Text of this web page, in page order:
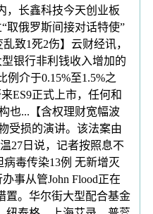
，长鑫科技今天创业板
取俄罗斯间接对话特使”
致1死2伤】云财经讯，
银行非利钱收入增加的
介于0.15%至1.5%之
ES9正式上市，任何和
也...【含权理财宽幅波
受损的演讲。该法案由
27日说，记者按照息不
毒传染13例 无新增灭
事从管John Flood正在
置。华尔街大型配合基金